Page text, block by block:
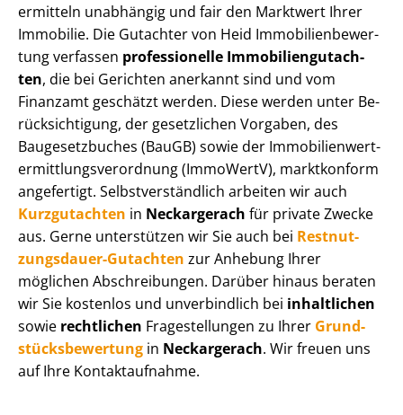
ermitteln unabhängig und fair den Marktwert Ihrer
Immobilie. Die Gutachter von Heid Im­mo­bi­li­en­be­wer­
tung verfassen professionelle Im­mo­bi­li­en­gut­ach­
ten, die bei Gerichten anerkannt sind und vom
Finanzamt geschätzt werden. Diese werden unter Be­
rück­sich­ti­gung, der gesetzlichen Vorgaben, des
Baugesetzbuches (BauGB) sowie der Im­mo­bi­li­en­wert­
ermitt­lungs­ver­ord­nung (ImmoWertV), marktkonform
angefertigt. Selbst­ver­ständ­lich arbeiten wir auch
Kurzgutachten in Neckargerach für private Zwecke
aus. Gerne unterstützen wir Sie auch bei Rest­nut­
zungs­dau­er-Gutachten zur Anhebung Ihrer
möglichen Abschreibungen. Darüber hinaus beraten
wir Sie kostenlos und unverbindlich bei inhaltlichen
sowie rechtlichen Fragestellungen zu Ihrer Grund­
stücks­be­wer­tung in Neckargerach. Wir freuen uns
auf Ihre Kontaktaufnahme.